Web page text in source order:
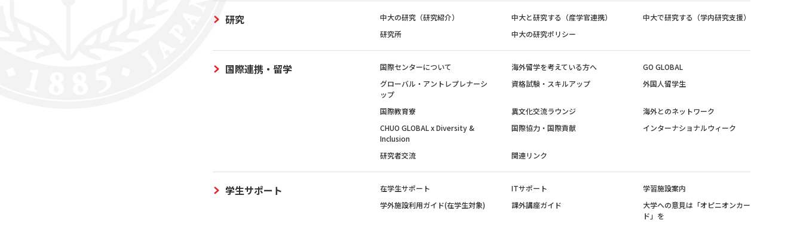
研究 中大の研究（研究紹介） 中大と研究する（産学官連携）
中大で研究する（学内研究支援）
研究所
中大の研究ポリシー
国際連携・留学 国際センターについて 海外留学を考えている方へ
GO GLOBAL
グローバル・アントレプレナーシ
ップ
資格試験・スキルアップ 外国人留学生
国際教育寮 異文化交流ラウンジ
海外とのネットワーク
CHUO GLOBAL x Diversity &
Inclusion
国際協力・国際貢献 インターナショナルウィーク
研究者交流 関連リンク
学生サポート 在学生サポート ITサポート
学習施設案内
学外施設利用ガイド(在学生対象)
課外講座ガイド
大学への意見は「オピニオンカー
ド」を